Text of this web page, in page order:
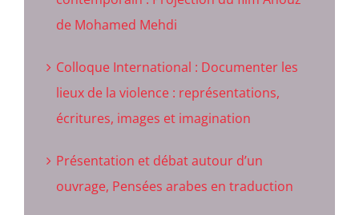
de Mohamed Mehdi
Colloque International : Documenter les
lieux de la violence : représentations,
écritures, images et imagination
Présentation et débat autour d’un
ouvrage, Pensées arabes en traduction